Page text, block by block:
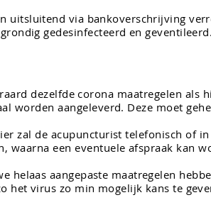
uitsluitend via bankoverschrijving
gedesinfecteerd en geventileerd.
dezelfde corona maatregelen als
worden aangeleverd. Deze moet
zal de acupuncturist telefonisch of
waarna een eventuele afspraak kan
helaas aangepaste maatregelen
het virus zo min mogelijk kans te